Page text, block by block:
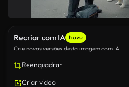
Recriar com IA Novo
Crie novas versões desta imagem com IA.
Reenquadrar
Criar vídeo